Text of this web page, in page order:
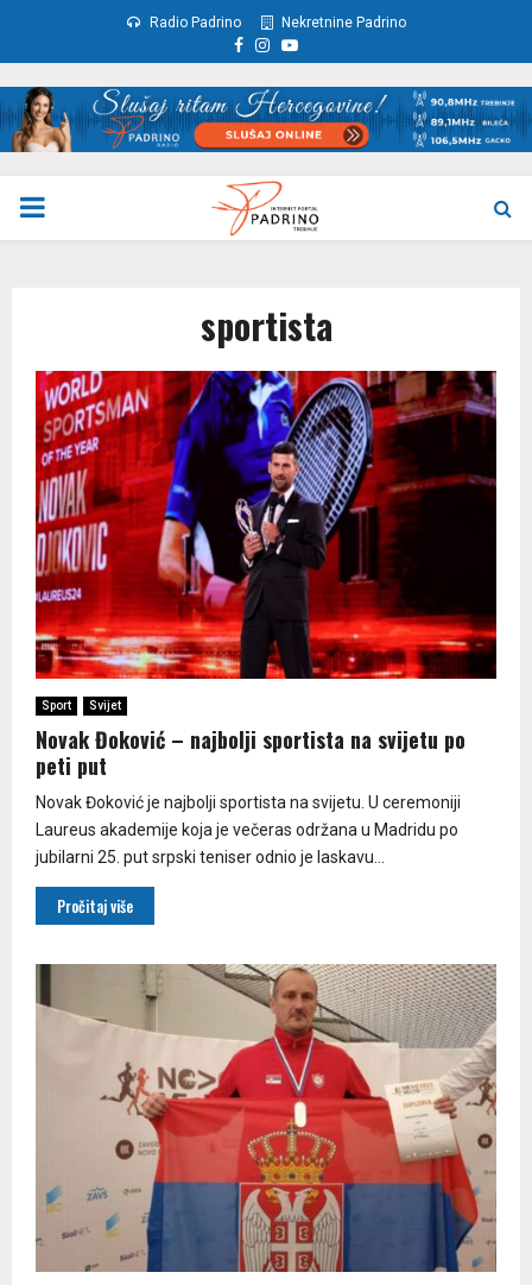
Radio Padrino Nekretnine Padrino
Facebook
Instagram
Youtube
PRIMARY
sportista
Sport Svijet
Novak Đoković – najbolji sportista na svijetu po
peti put
Novak Đoković je najbolji sportista na svijetu. U ceremoniji
Laureus akademije koja je večeras održana u Madridu po
jubilarni 25. put srpski teniser odnio je laskavu...
Pročitaj više